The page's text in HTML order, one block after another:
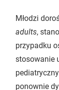
Młodzi
adults,
przypadku
stosowanie
ponownie